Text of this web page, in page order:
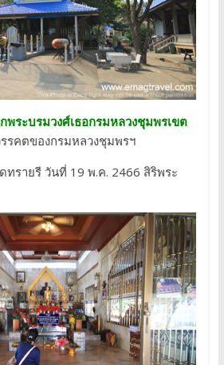
พระบรมวงศ์เธอกรมหลวงชุมพรเขต
รคตของกรมหลวงชุมพรฯ
รายรี วันที่ 19 พ.ค. 2466 สิริพระ